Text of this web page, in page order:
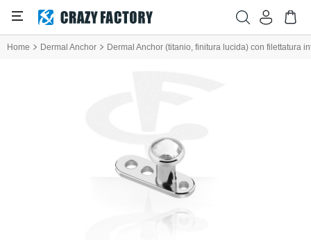
Home Dermal Anchor Dermal Anchor (titanio, finitura lucida) con filettatura